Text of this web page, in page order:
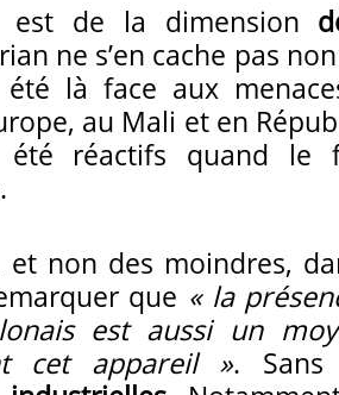
de la dimension
ne s’en cache pas
été là face aux
au Mali et en
été réactifs quand le
et non des moindres,
que « la
est aussi un
cet appareil ». Sans